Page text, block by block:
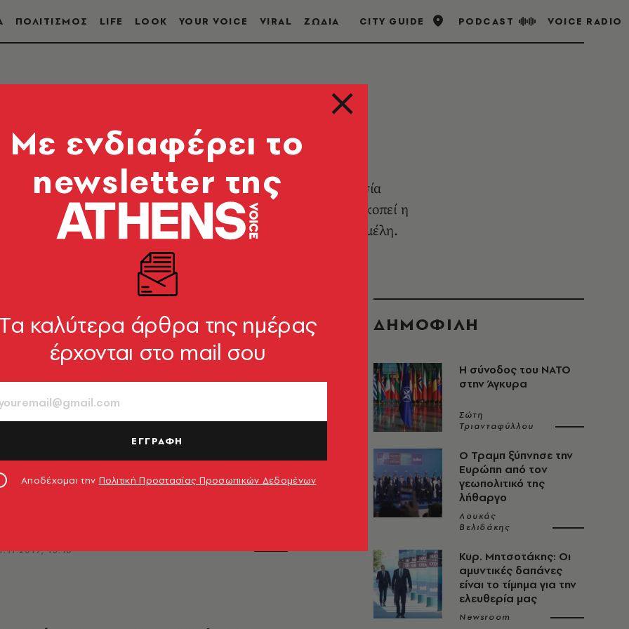
ΠΟΛΙΤΙΣΜΟΣ LIFE LOOK YOUR VOICE VIRAL ΖΩΔΙΑ CITY GUIDE PODCAST VOICE RADIO
είναι διατλαντική στρατιωτική αμυντική συνεργασία
το 1949 στο πλαίσιο του Ψυχρού Πολέμου ώστε να ανακοπεί η
γίνεται μέλος της το 1952. Αριθμεί σήμερα τριάντα κράτη-μέλη.
Το ΝΑΤΟ είναι
στο μέλλον του ΝΑΤΟ»
13:16
ΔΗΜΟΦΙΛΗ
Η σύνοδος του ΝΑΤΟ
στην Άγκυρα
Σώτη
Τριανταφύλλου
Ο Τραμπ ξύπνησε την
Ευρώπη από τον
γεωπολιτικό της
λήθαργο
Λουκάς
Βελιδάκης
Κυρ. Μητσοτάκης: Οι
αμυντικές δαπάνες
είναι το τίμημα για την
ελευθερία μας
Newsroom
Mε ενδιαφέρει το
newsletter της
Tα καλύτερα άρθρα της ημέρας
έρχονται στο mail σου
ΕΓΓΡΑΦΗ
Αποδέχομαι την Πολιτική Προστασίας Προσωπικών Δεδομένων